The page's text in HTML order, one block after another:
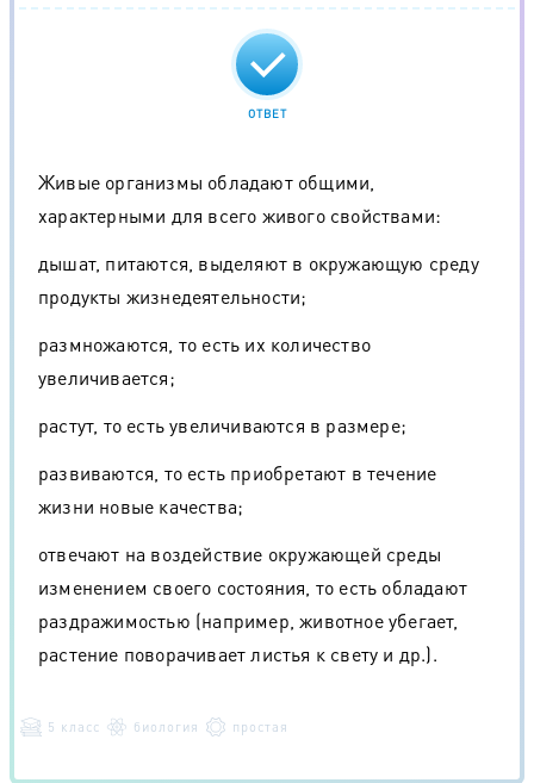
ОТВЕТ
Живые организмы обладают общими,
характерными для всего живого свойствами:
дышат, питаются, выделяют в окружающую среду
продукты жизнедеятельности;
размножаются, то есть их количество
увеличивается;
растут, то есть увеличиваются в размере;
развиваются, то есть приобретают в течение
жизни новые качества;
отвечают на воздействие окружающей среды
изменением своего состояния, то есть обладают
раздражимостью (например, животное убегает,
растение поворачивает листья к свету и др.).
5 класс биология простая